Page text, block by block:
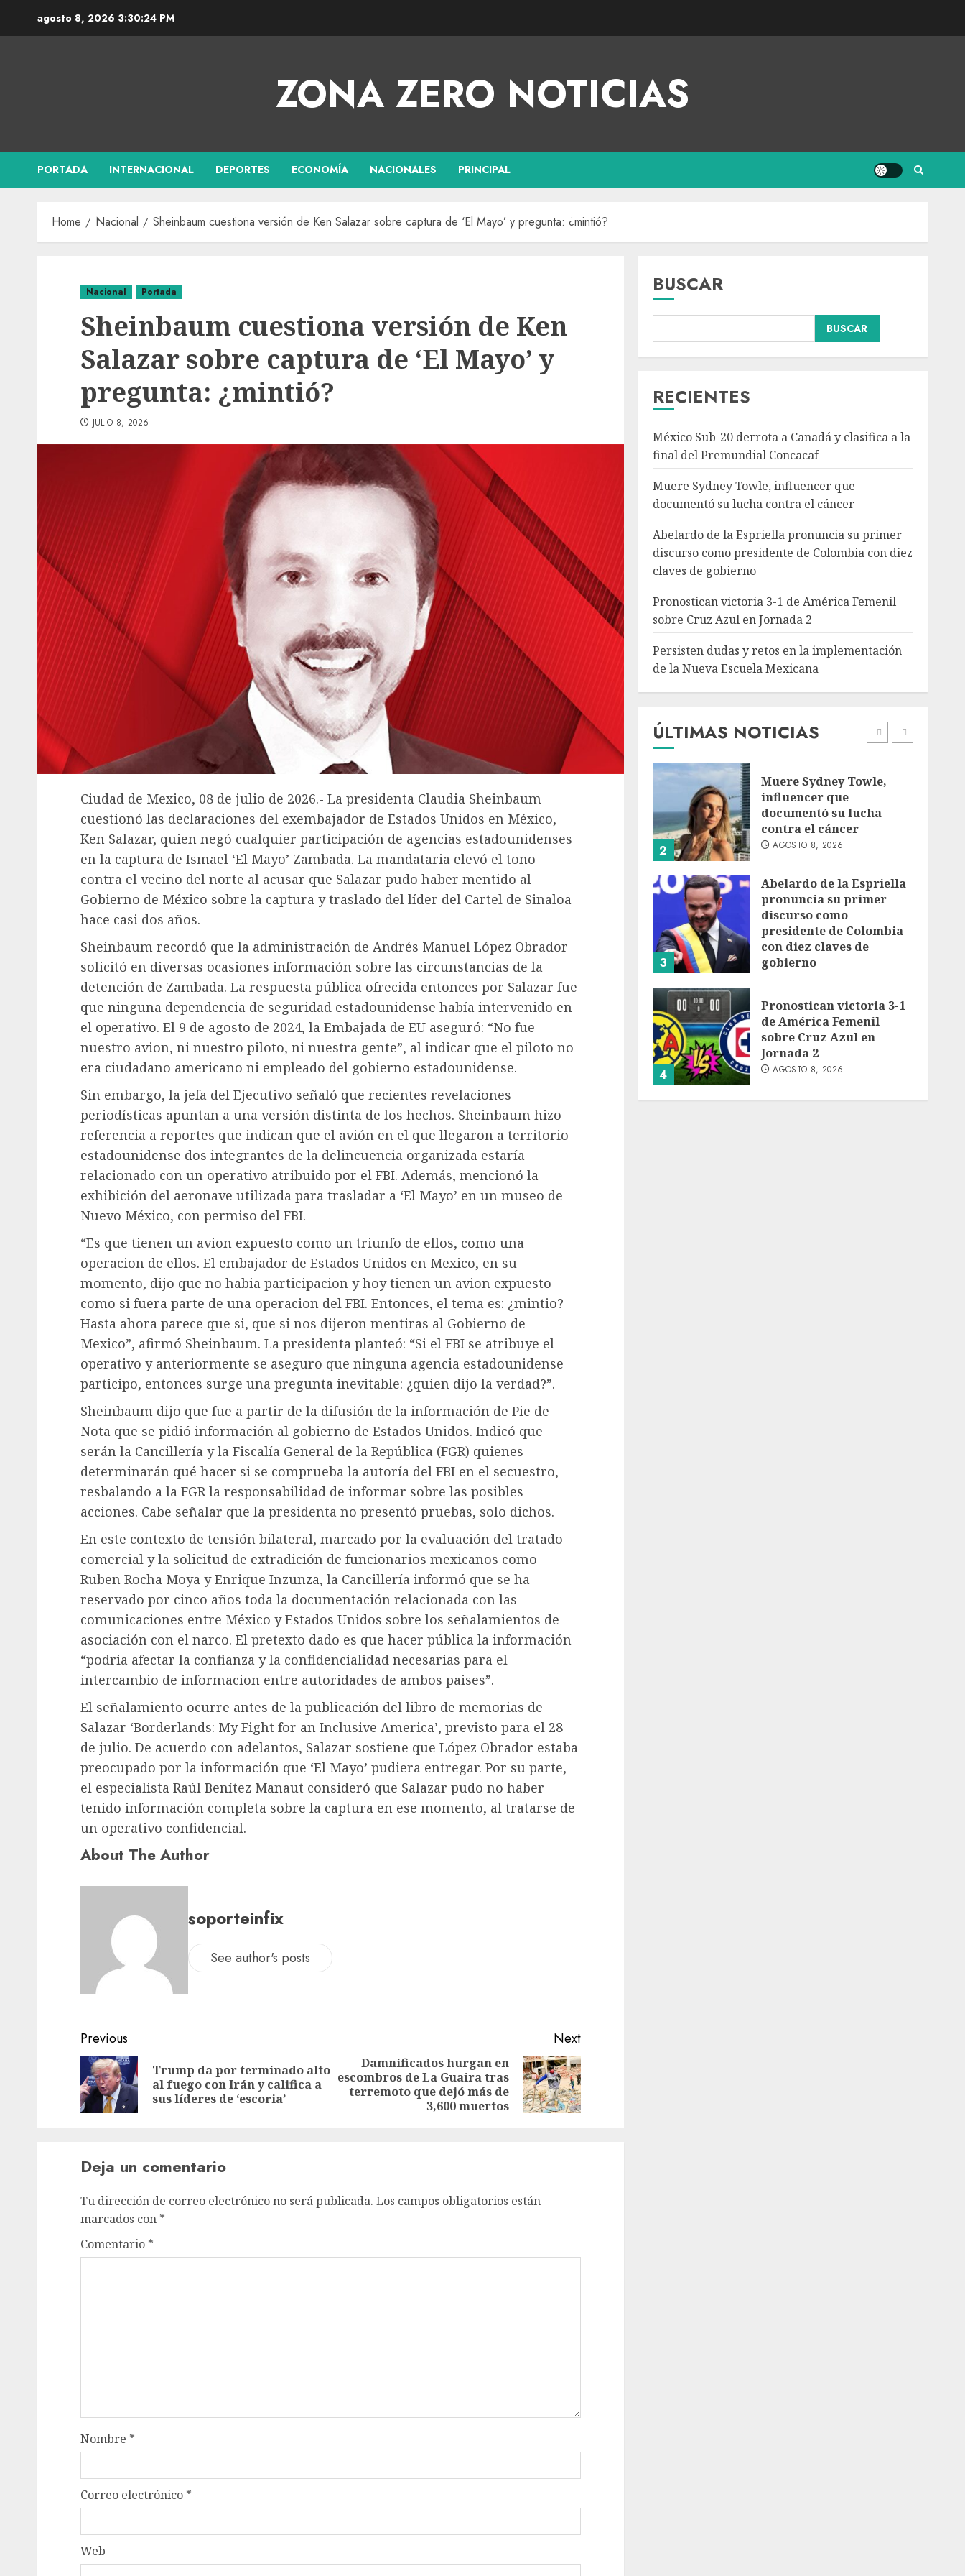
agosto 8, 2026 3:30:25 PM
ZONA ZERO NOTICIAS
PORTADA INTERNACIONAL DEPORTES ECONOMÍA NACIONALES PRINCIPAL
Home Nacional Sheinbaum cuestiona versión de Ken Salazar sobre captura de ‘El Mayo’ y pregunta: ¿mintió?
Nacional Portada
Sheinbaum cuestiona versión de Ken
Salazar sobre captura de ‘El Mayo’ y
pregunta: ¿mintió?
JULIO 8, 2026
Ciudad de Mexico, 08 de julio de 2026.- La presidenta Claudia Sheinbaum
cuestionó las declaraciones del exembajador de Estados Unidos en México,
Ken Salazar, quien negó cualquier participación de agencias estadounidenses
en la captura de Ismael ‘El Mayo’ Zambada. La mandataria elevó el tono
contra el vecino del norte al acusar que Salazar pudo haber mentido al
Gobierno de México sobre la captura y traslado del líder del Cartel de Sinaloa
hace casi dos años.
Sheinbaum recordó que la administración de Andrés Manuel López Obrador
solicitó en diversas ocasiones información sobre las circunstancias de la
detención de Zambada. La respuesta pública ofrecida entonces por Salazar fue
que ninguna dependencia de seguridad estadounidense había intervenido en
el operativo. El 9 de agosto de 2024, la Embajada de EU aseguró: “No fue
nuestro avion, ni nuestro piloto, ni nuestra gente”, al indicar que el piloto no
era ciudadano americano ni empleado del gobierno estadounidense.
Sin embargo, la jefa del Ejecutivo señaló que recientes revelaciones
periodísticas apuntan a una versión distinta de los hechos. Sheinbaum hizo
referencia a reportes que indican que el avión en el que llegaron a territorio
estadounidense dos integrantes de la delincuencia organizada estaría
relacionado con un operativo atribuido por el FBI. Además, mencionó la
exhibición del aeronave utilizada para trasladar a ‘El Mayo’ en un museo de
Nuevo México, con permiso del FBI.
“Es que tienen un avion expuesto como un triunfo de ellos, como una
operacion de ellos. El embajador de Estados Unidos en Mexico, en su
momento, dijo que no habia participacion y hoy tienen un avion expuesto
como si fuera parte de una operacion del FBI. Entonces, el tema es: ¿mintio?
Hasta ahora parece que si, que si nos dijeron mentiras al Gobierno de
Mexico”, afirmó Sheinbaum. La presidenta planteó: “Si el FBI se atribuye el
operativo y anteriormente se aseguro que ninguna agencia estadounidense
participo, entonces surge una pregunta inevitable: ¿quien dijo la verdad?”.
Sheinbaum dijo que fue a partir de la difusión de la información de Pie de
Nota que se pidió información al gobierno de Estados Unidos. Indicó que
serán la Cancillería y la Fiscalía General de la República (FGR) quienes
determinarán qué hacer si se comprueba la autoría del FBI en el secuestro,
resbalando a la FGR la responsabilidad de informar sobre las posibles
acciones. Cabe señalar que la presidenta no presentó pruebas, solo dichos.
En este contexto de tensión bilateral, marcado por la evaluación del tratado
comercial y la solicitud de extradición de funcionarios mexicanos como
Ruben Rocha Moya y Enrique Inzunza, la Cancillería informó que se ha
reservado por cinco años toda la documentación relacionada con las
comunicaciones entre México y Estados Unidos sobre los señalamientos de
asociación con el narco. El pretexto dado es que hacer pública la información
“podria afectar la confianza y la confidencialidad necesarias para el
intercambio de informacion entre autoridades de ambos paises”.
El señalamiento ocurre antes de la publicación del libro de memorias de
Salazar ‘Borderlands: My Fight for an Inclusive America’, previsto para el 28
de julio. De acuerdo con adelantos, Salazar sostiene que López Obrador estaba
preocupado por la información que ‘El Mayo’ pudiera entregar. Por su parte,
el especialista Raúl Benítez Manaut consideró que Salazar pudo no haber
tenido información completa sobre la captura en ese momento, al tratarse de
un operativo confidencial.
About The Author
soporteinfix
See author's posts
Previous
Trump da por terminado alto
al fuego con Irán y califica a
sus líderes de ‘escoria’
Next
Damnificados hurgan en
escombros de La Guaira tras
terremoto que dejó más de
3,600 muertos
Deja un comentario
Tu dirección de correo electrónico no será publicada. Los campos obligatorios están
marcados con *
Comentario *
Nombre *
Correo electrónico *
Web
BUSCAR
BUSCAR
RECIENTES
México Sub-20 derrota a Canadá y clasifica a la
final del Premundial Concacaf
Muere Sydney Towle, influencer que
documentó su lucha contra el cáncer
Abelardo de la Espriella pronuncia su primer
discurso como presidente de Colombia con diez
claves de gobierno
Pronostican victoria 3-1 de América Femenil
sobre Cruz Azul en Jornada 2
Persisten dudas y retos en la implementación
de la Nueva Escuela Mexicana
ÚLTIMAS NOTICIAS
3
Abelardo de la Espriella
pronuncia su primer
discurso como
4
Pronostican victoria 3-1
de América Femenil
Jornada 2
AGOSTO 8, 2026
5
Persisten dudas y retos
la Nueva Escuela
Mexicana
AGOSTO 8, 2026
1
México Sub-20 derrota a
AGOSTO 8, 2026
2
Muere Sydney Towle,
influencer que
documentó su lucha
contra el cáncer
AGOSTO 8, 2026
3
Abelardo de la Espriella
pronuncia su primer
discurso como
presidente de Colombia
con diez claves de
gobierno
4
Pronostican victoria 3-1
de América Femenil
sobre Cruz Azul en
Jornada 2
AGOSTO 8, 2026